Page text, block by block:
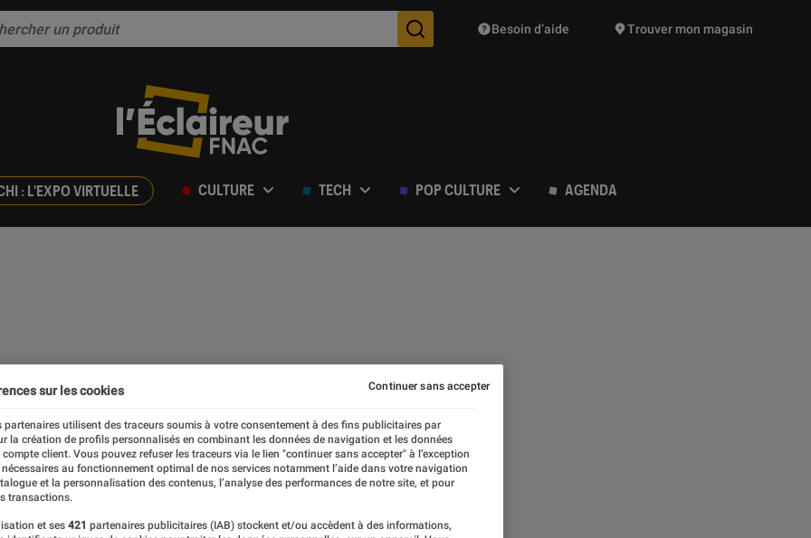
Des suggestions de produits vont vous être proposées
Besoin d’aide Trouver mon magasin
: L'EXPO VIRTUELLE CULTURE TECH POP CULTURE AGENDA
sur les cookies
partenaires utilisent des traceurs soumis à votre consentement à des fins publicitaires par
la création de profils personnalisés en combinant les données de navigation et les données
client. Vous pouvez refuser les traceurs via le lien "continuer sans accepter" à l’exception
au fonctionnement optimal de nos services notamment l’aide dans votre navigation
et la personnalisation des contenus, l’analyse des performances de notre site, et pour
transactions.
et ses 421 partenaires publicitaires (IAB) stockent et/ou accèdent à des informations,
Continuer sans accepter